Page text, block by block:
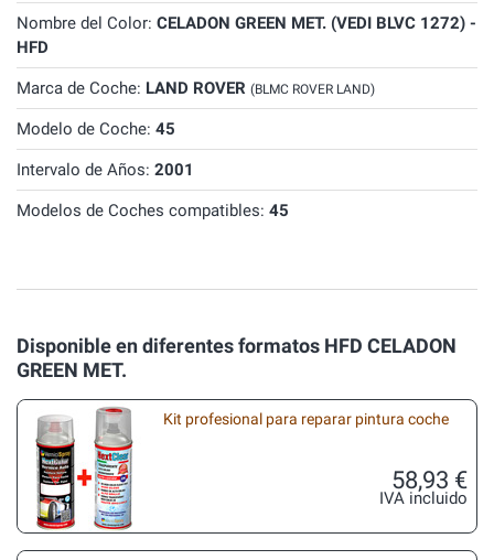
Nombre del Color: CELADON GREEN MET. (VEDI BLVC 1272) -
HFD
Marca de Coche: LAND ROVER (BLMC ROVER LAND)
Modelo de Coche: 45
Intervalo de Años: 2001
Modelos de Coches compatibles: 45
Disponible en diferentes formatos HFD CELADON
GREEN MET.
Kit profesional para reparar pintura coche
58,93 €
IVA incluido